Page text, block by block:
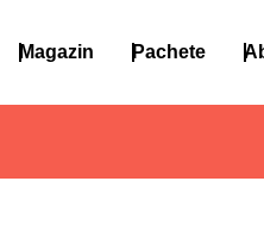
Magazin Pachete